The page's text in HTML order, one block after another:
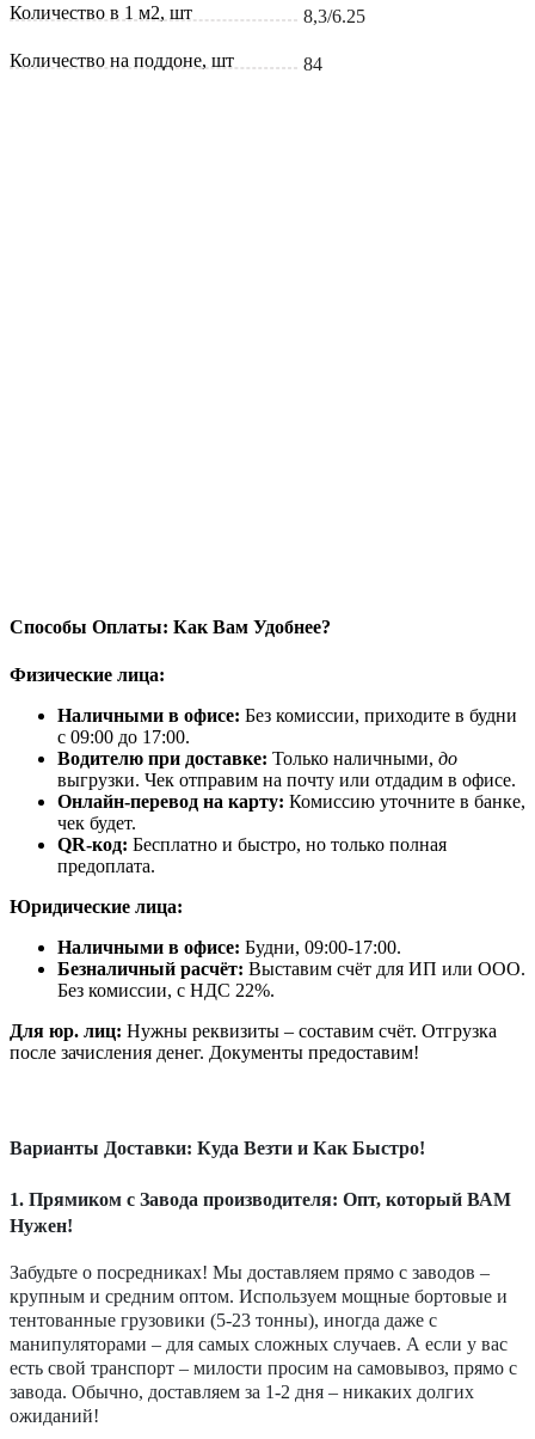
Количество в 1 м2, шт 8,3/6.25
Количество на поддоне, шт 84
Способы Оплаты: Как Вам Удобнее?
Физические лица:
Наличными в офисе: Без комиссии, приходите в будни
с 09:00 до 17:00.
Водителю при доставке: Только наличными, до
выгрузки. Чек отправим на почту или отдадим в офисе.
Онлайн-перевод на карту: Комиссию уточните в банке,
чек будет.
QR-код: Бесплатно и быстро, но только полная
предоплата.
Юридические лица:
Наличными в офисе: Будни, 09:00-17:00.
Безналичный расчёт: Выставим счёт для ИП или ООО.
Без комиссии, с НДС 22%.
Для юр. лиц: Нужны реквизиты – составим счёт. Отгрузка
после зачисления денег. Документы предоставим!
Варианты Доставки: Куда Везти и Как Быстро!
1. Прямиком с Завода производителя: Опт, который ВАМ
Нужен!
Забудьте о посредниках! Мы доставляем прямо с заводов –
крупным и средним оптом. Используем мощные бортовые и
тентованные грузовики (5-23 тонны), иногда даже с
манипуляторами – для самых сложных случаев. А если у вас
есть свой транспорт – милости просим на самовывоз, прямо с
завода. Обычно, доставляем за 1-2 дня – никаких долгих
ожиданий!